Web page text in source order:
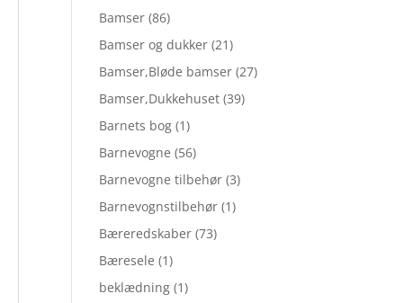
Bamser (86)
Bamser og dukker (21)
Bamser,Bløde bamser (27)
Bamser,Dukkehuset (39)
Barnets bog (1)
Barnevogne (56)
Barnevogne tilbehør (3)
Barnevognstilbehør (1)
Bæreredskaber (73)
Bæresele (1)
beklædning (1)